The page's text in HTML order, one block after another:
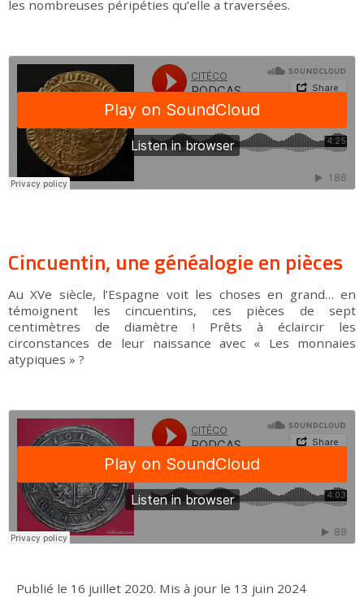
les nombreuses péripéties qu’elle a traversées.
Cincuentin, une généalogie en pièces
Au XVe siècle, l’Espagne voit les choses en grand… en
témoignent les cincuentins, ces pièces de sept
centimètres de diamètre ! Prêts à éclaircir les
circonstances de leur naissance avec « Les monnaies
atypiques » ?
Publié le 16 juillet 2020. Mis à jour le 13 juin 2024